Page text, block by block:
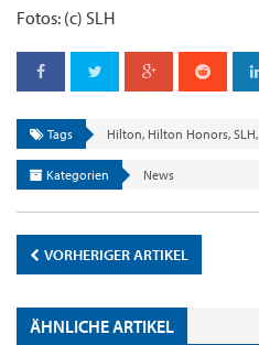
Fotos: (c) SLH
Tags Hilton, Hilton Honors, SLH,
Kategorien News
VORHERIGER ARTIKEL
ÄHNLICHE ARTIKEL